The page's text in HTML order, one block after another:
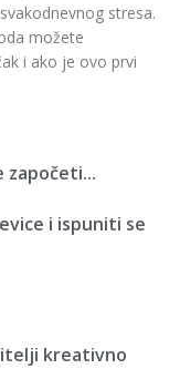
stresa.
možete
i ako je ovo prvi
i ispuniti se
kreativno